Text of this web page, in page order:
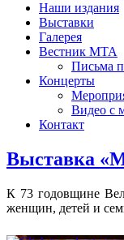
Наши издания
Выставки
Галерея
Вестник МТА
Письма
Концерты
Видео с
Контакт
Выставка
К 73 годовщине
женщин, детей и